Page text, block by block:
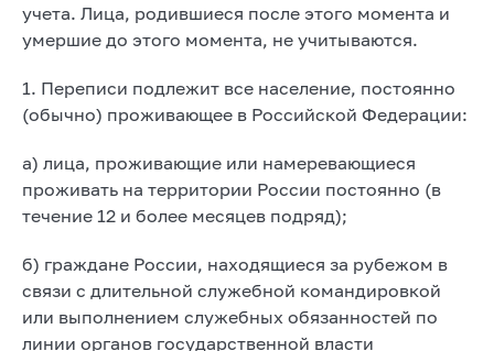
учета. Лица, родившиеся после этого момента и
умершие до этого момента, не учитываются.
1. Переписи подлежит все население, постоянно
(обычно) проживающее в Российской Федерации:
а) лица, проживающие или намеревающиеся
проживать на территории России постоянно (в
течение 12 и более месяцев подряд);
б) граждане России, находящиеся за рубежом в
связи с длительной служебной командировкой
или выполнением служебных обязанностей по
линии органов государственной власти